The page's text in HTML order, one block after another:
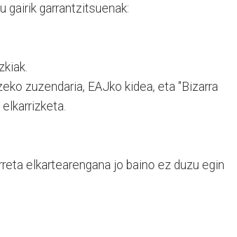
gairik garrantzitsuenak:
zuzendaria, EAJko kidea, eta "Bizarra
elkartearengana jo baino ez duzu egin